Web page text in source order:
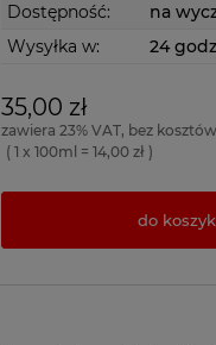
Dostępność:
na
Wysyłka w:
24
35,00 zł
zawiera 23% VAT, bez
( 1 x 100ml = 14,00 zł )
do